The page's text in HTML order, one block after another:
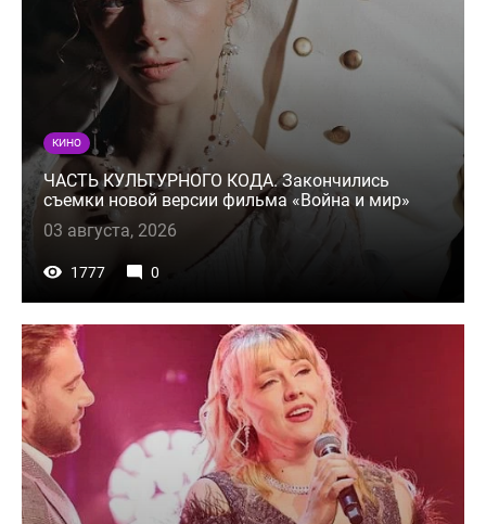
КИНО
ЧАСТЬ КУЛЬТУРНОГО КОДА. Закончились
съемки новой версии фильма «Война и мир»
03 августа, 2026
1777 0